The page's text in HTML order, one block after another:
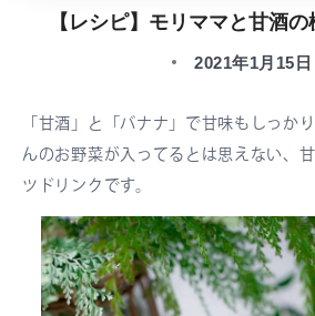
【レシピ】モリママと甘酒
2021年1月15日
「甘酒」と「バナナ」で甘味もしっかり
んのお野菜が入ってるとは思えない、
ツドリンクです。